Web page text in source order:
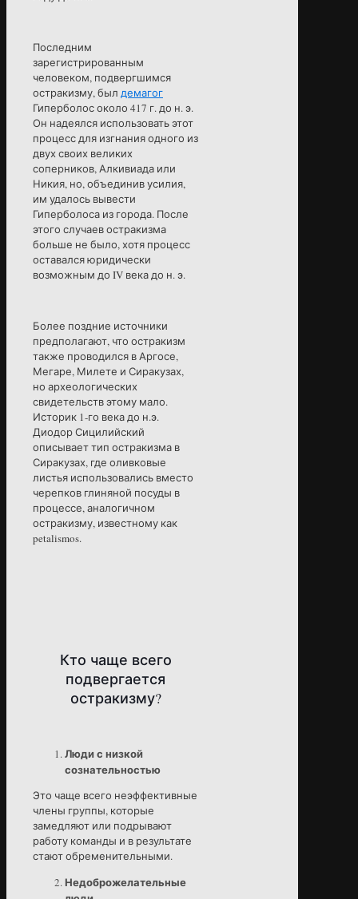
Последним
зарегистрированным
человеком, подвергшимся
остракизму, был демагог
Гиперболос около 417 г. до н. э.
Он надеялся использовать этот
процесс для изгнания одного из
двух своих великих
соперников, Алкивиада или
Никия, но, объединив усилия,
им удалось вывести
Гиперболоса из города. После
этого случаев остракизма
больше не было, хотя процесс
оставался юридически
возможным до IV века до н. э.
Более поздние источники
предполагают, что остракизм
также проводился в Аргосе,
Мегаре, Милете и Сиракузах,
но археологических
свидетельств этому мало.
Историк 1-го века до н.э.
Диодор Сицилийский
описывает тип остракизма в
Сиракузах, где оливковые
листья использовались вместо
черепков глиняной посуды в
процессе, аналогичном
остракизму, известному как
petalismos.
Кто чаще всего
подвергается
остракизму?
Люди с низкой
сознательностью
Это чаще всего неэффективные
члены группы, которые
замедляют или подрывают
работу команды и в результате
стают обременительными.
Недоброжелательные